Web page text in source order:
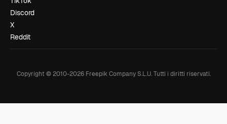
Discord
X
Reddit
Copyright © 2010-2026Freepik Company S.L.U. Tutti i diritti riservati.